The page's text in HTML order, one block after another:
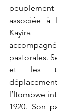
associée à
Kayira
pastorales.
et les
l’Itombwe
1920. Son